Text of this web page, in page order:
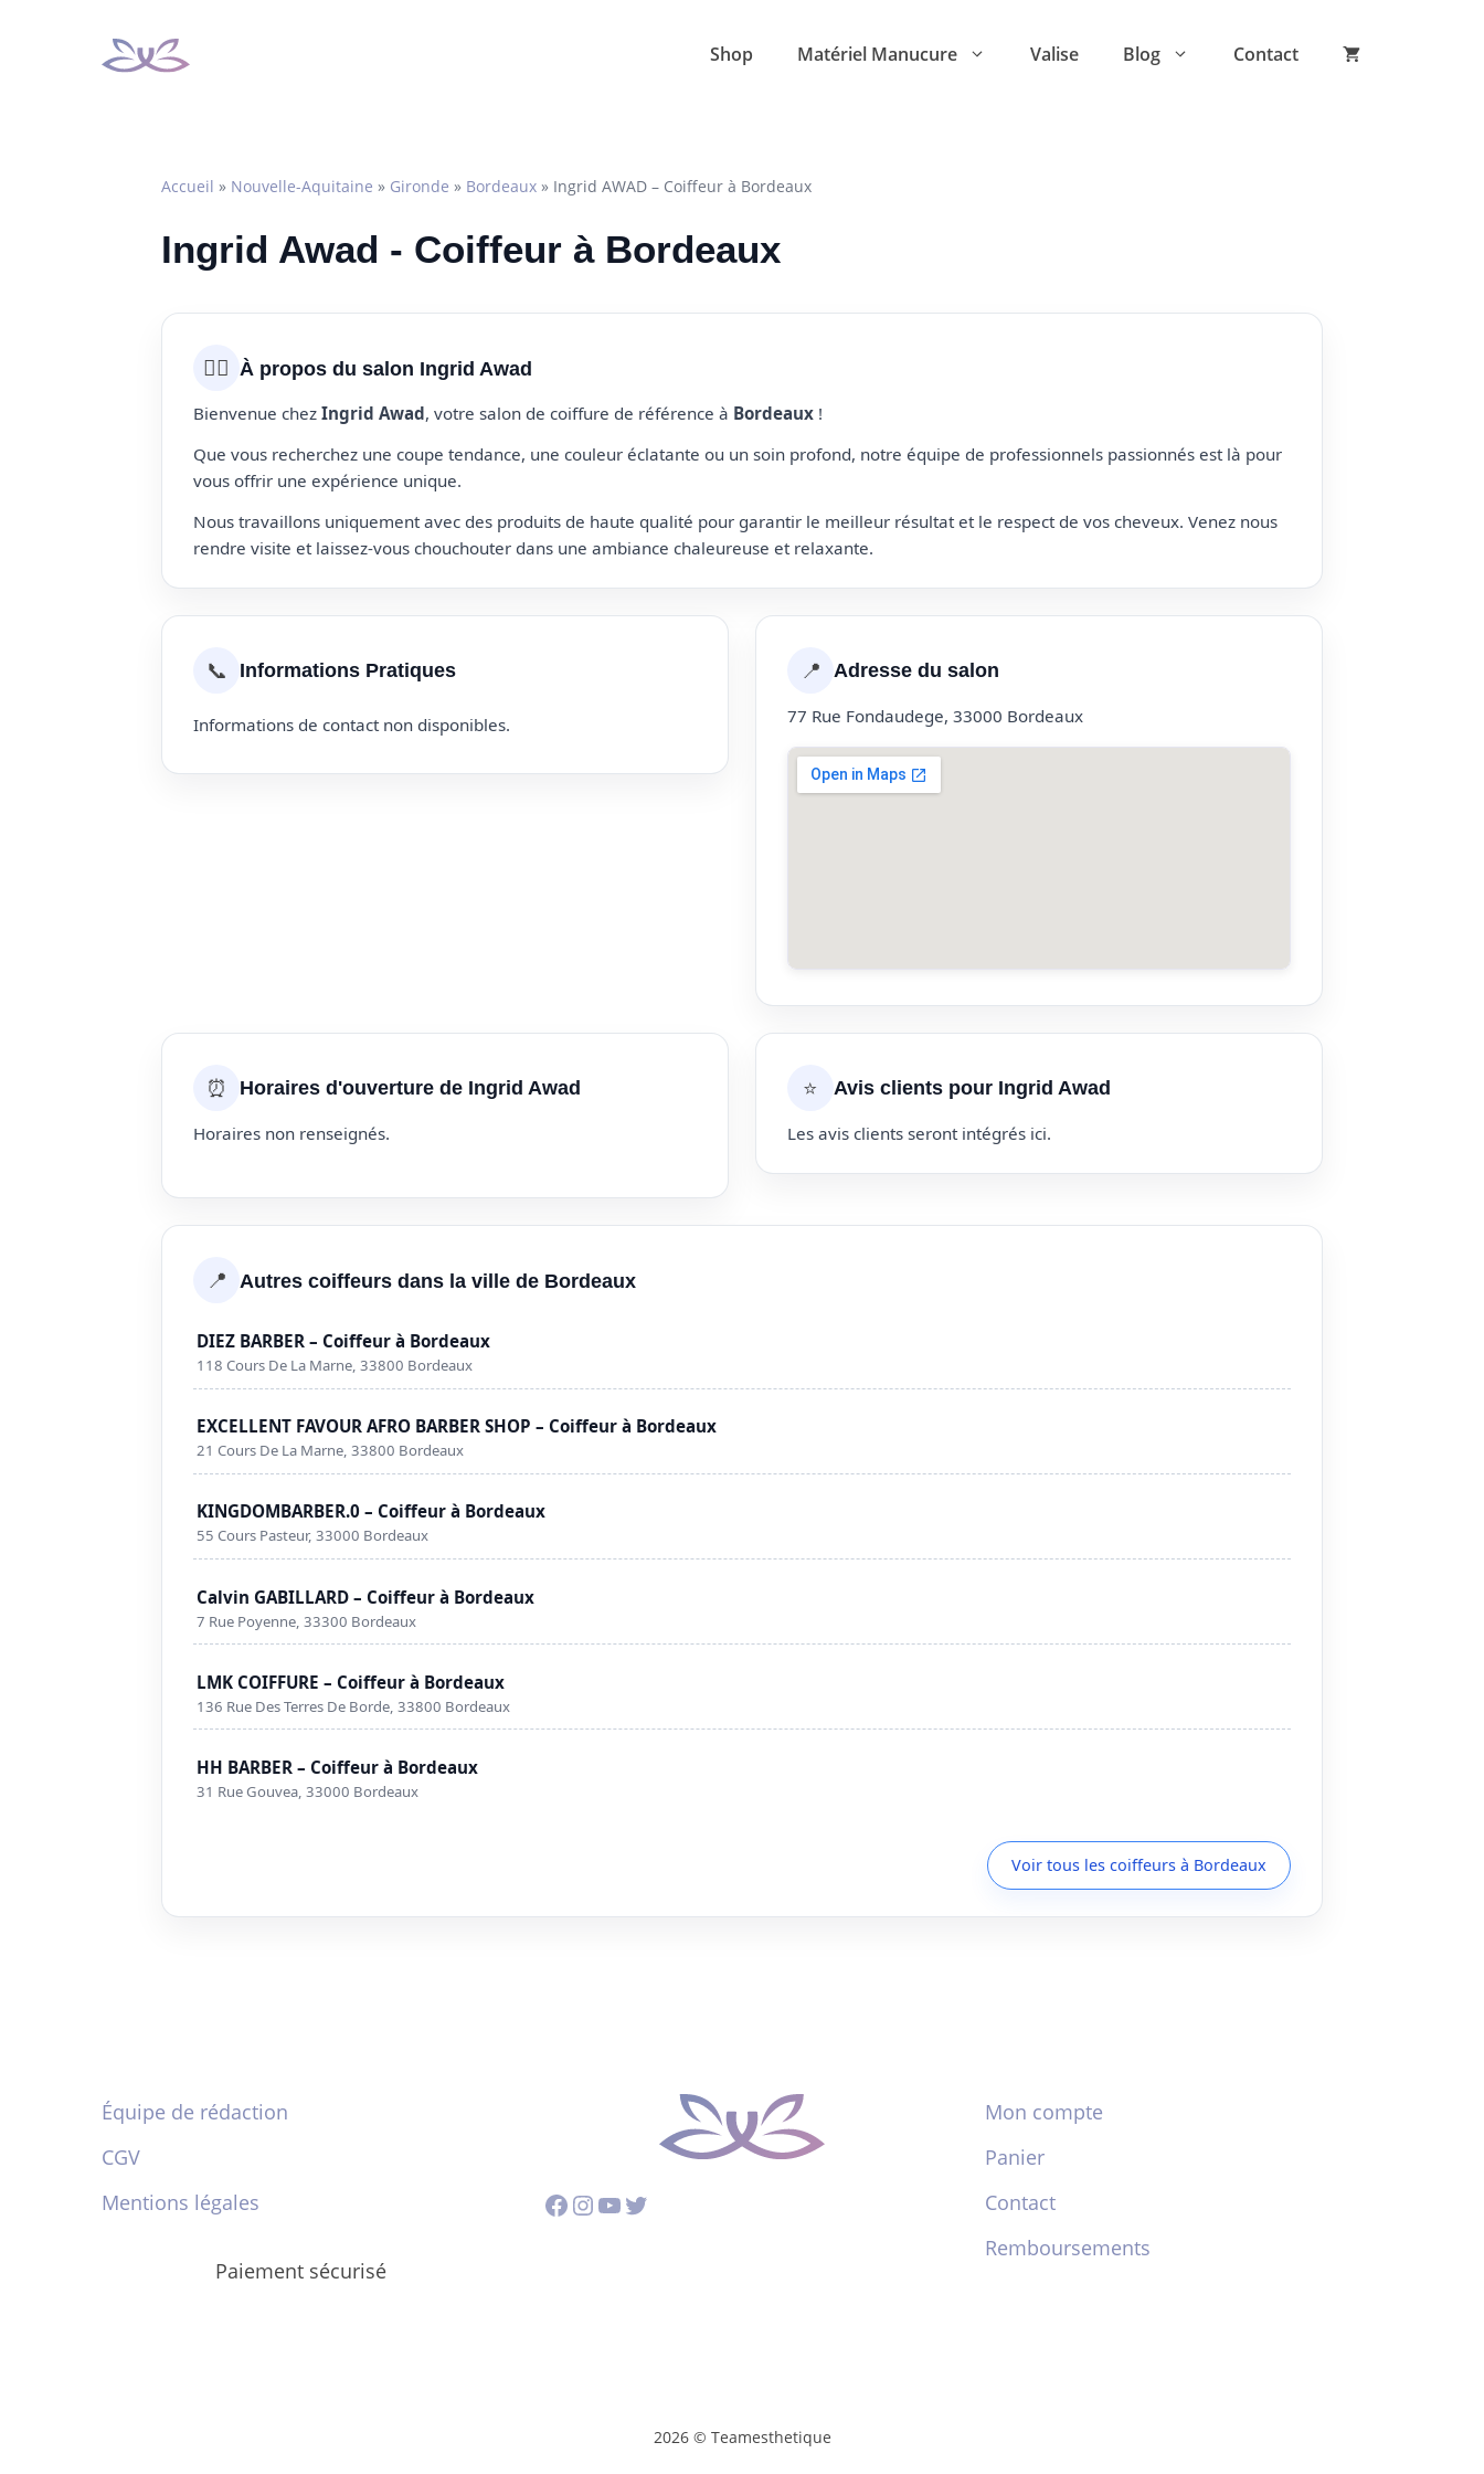
Shop Matériel Manucure Valise Blog Contact
Accueil » Nouvelle-Aquitaine » Gironde » Bordeaux » Ingrid AWAD – Coiffeur à Bordeaux
Ingrid Awad - Coiffeur à Bordeaux
💇‍♀️ À propos du salon Ingrid Awad
Bienvenue chez Ingrid Awad, votre salon de coiffure de référence à Bordeaux !
Que vous recherchez une coupe tendance, une couleur éclatante ou un soin profond, notre équipe de professionnels passionnés est là pour
vous offrir une expérience unique.
Nous travaillons uniquement avec des produits de haute qualité pour garantir le meilleur résultat et le respect de vos cheveux. Venez nous
rendre visite et laissez-vous chouchouter dans une ambiance chaleureuse et relaxante.
📞 Informations Pratiques
Informations de contact non disponibles.
📍 Adresse du salon
77 Rue Fondaudege, 33000 Bordeaux
⏰ Horaires d'ouverture de Ingrid Awad
Horaires non renseignés.
⭐ Avis clients pour Ingrid Awad
Les avis clients seront intégrés ici.
📍 Autres coiffeurs dans la ville de Bordeaux
DIEZ BARBER – Coiffeur à Bordeaux
118 Cours De La Marne, 33800 Bordeaux
EXCELLENT FAVOUR AFRO BARBER SHOP – Coiffeur à Bordeaux
21 Cours De La Marne, 33800 Bordeaux
KINGDOMBARBER.0 – Coiffeur à Bordeaux
55 Cours Pasteur, 33000 Bordeaux
Calvin GABILLARD – Coiffeur à Bordeaux
7 Rue Poyenne, 33300 Bordeaux
LMK COIFFURE – Coiffeur à Bordeaux
136 Rue Des Terres De Borde, 33800 Bordeaux
HH BARBER – Coiffeur à Bordeaux
31 Rue Gouvea, 33000 Bordeaux
Voir tous les coiffeurs à Bordeaux
Équipe de rédaction
CGV
Mentions légales
Paiement sécurisé
Facebook
Instagram
YouTube
Twitter
Mon compte
Panier
Contact
Remboursements
2026 © Teamesthetique